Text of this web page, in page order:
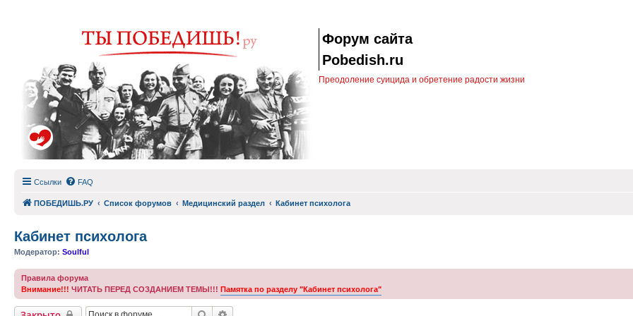
Форум сайта
Pobedish.ru
Преодоление суицида и обретение радости жизни
Ссылки FAQ
ПОБЕДИШЬ.РУ Список форумов Медицинский раздел Кабинет психолога
Кабинет психолога
Модератор: Soulful
Правила форума
Внимание!!! ЧИТАТЬ ПЕРЕД СОЗДАНИЕМ ТЕМЫ!!! Памятка по разделу "Кабинет психолога"